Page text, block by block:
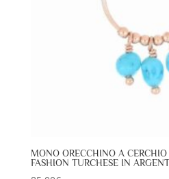
MONO ORECCHINO A
FASHION TURCHESE IN